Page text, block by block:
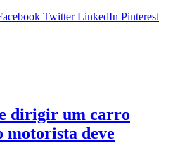
Twitter LinkedIn Pinterest
dirigir um carro
deve